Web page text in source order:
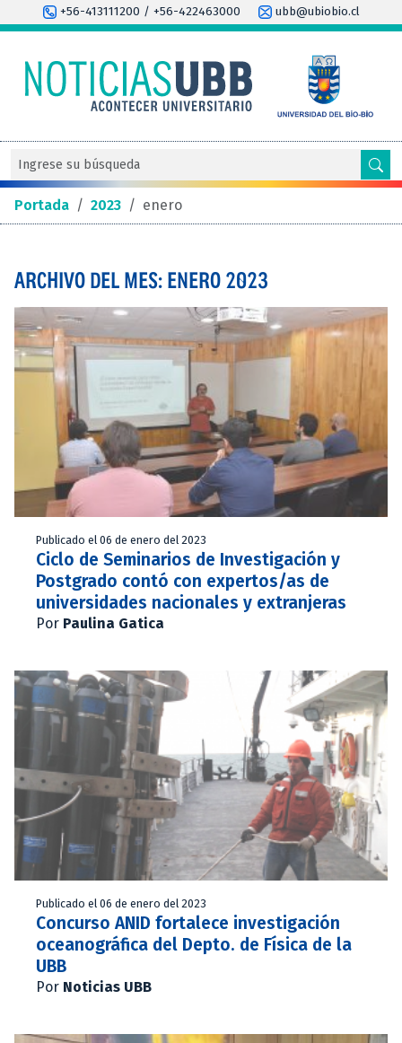
+56-413111200 / +56-422463000 ubb@ubiobio.cl
Portada / 2023 / enero
ARCHIVO DEL MES: ENERO 2023
Publicado el 06 de enero del 2023
Ciclo de Seminarios de Investigación y
Postgrado contó con expertos/as de
universidades nacionales y extranjeras
Por Paulina Gatica
Publicado el 06 de enero del 2023
Concurso ANID fortalece investigación
oceanográfica del Depto. de Física de la
UBB
Por Noticias UBB